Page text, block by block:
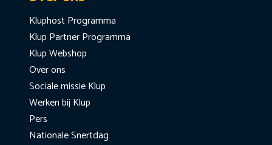
Kluphost Programma
Klup Partner Programma
Klup Webshop
Over ons
Sociale missie Klup
Werken bij Klup
Pers
Nationale Snertdag